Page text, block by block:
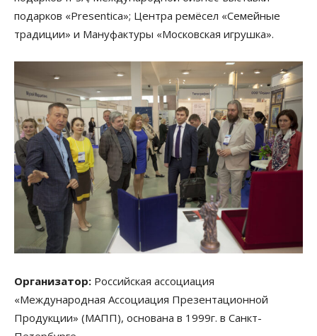
подарков «Presentica»; Центра ремёсел «Семейные
традиции» и Мануфактуры «Московская игрушка».
Организатор: Российская ассоциация
«Международная Ассоциация Презентационной
Продукции» (МАПП), основана в 1999г. в Санкт-